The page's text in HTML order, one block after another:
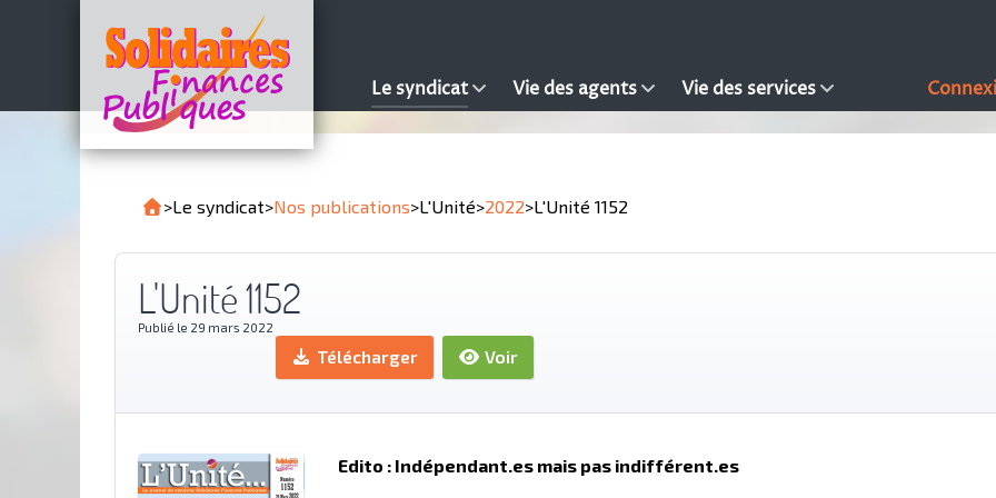
Le syndicat Vie des agents Vie des services
>Le syndicat>Nos publications>L'Unité>2022>L'Unité 1152
L'Unité 1152
Publié le 29 mars 2022
Télécharger Voir
Edito : Indépendant.es mais pas indifférent.es